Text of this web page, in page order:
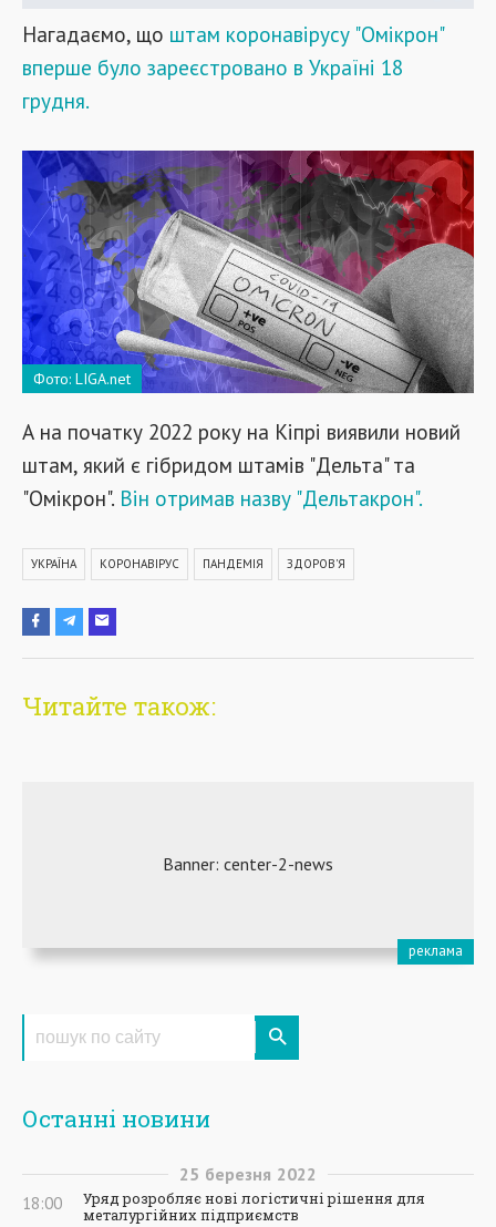
Нагадаємо, що штам коронавірусу "Омікрон"
вперше було зареєстровано в Україні 18
грудня.
Фото: LIGA.net
А на початку 2022 року на Кіпрі виявили новий
штам, який є гібридом штамів "Дельта" та
"Омікрон". Він отримав назву "Дельтакрон".
УКРАЇНА КОРОНАВІРУС ПАНДЕМІЯ ЗДОРОВ'Я
Читайте також:
Останні новини
25 березня 2022
18:00
Уряд розробляє нові логістичні рішення для
металургійних підприємств